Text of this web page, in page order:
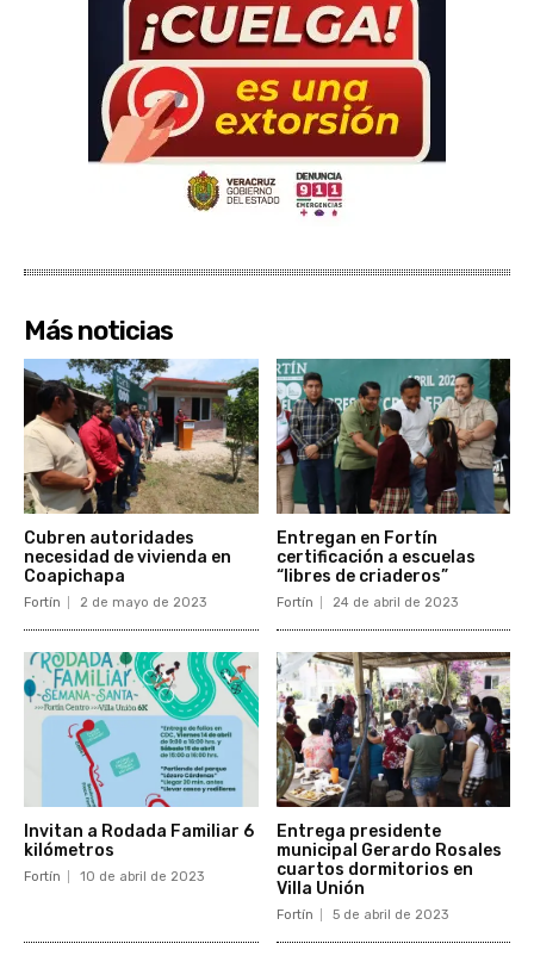
Más noticias
Cubren autoridades
necesidad de vivienda en
Coapichapa
Fortín 2 de mayo de 2023
Entregan en Fortín
certificación a escuelas
“libres de criaderos”
Fortín 24 de abril de 2023
Invitan a Rodada Familiar 6
kilómetros
Fortín 10 de abril de 2023
Entrega presidente
municipal Gerardo Rosales
cuartos dormitorios en
Villa Unión
Fortín 5 de abril de 2023